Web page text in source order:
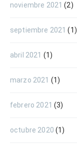
noviembre 2021 (2)
septiembre 2021 (1)
abril 2021 (1)
marzo 2021 (1)
febrero 2021 (3)
octubre 2020 (1)